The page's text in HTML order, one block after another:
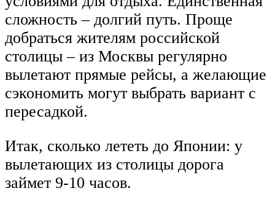
сложность – долгий путь. Проще
добраться жителям российской
столицы – из Москвы регулярно
вылетают прямые рейсы, а желающие
сэкономить могут выбрать вариант с
пересадкой.
Итак, сколько лететь до Японии: у
вылетающих из столицы дорога
займет 9-10 часов.